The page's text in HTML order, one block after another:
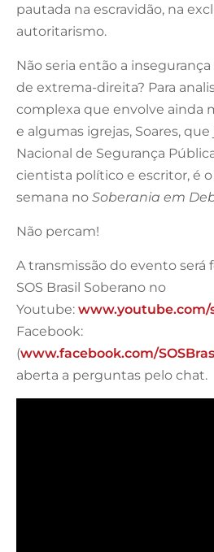
pautada na escravidão, na
autoritarismo.
Não seria então a
de extrema-direita? Para
complexa que envolve ainda
e algumas igrejas, Soares,
Nacional de Segurança
cientista político e escritor, é
semana no Soberania em
Não percam!
A transmissão do evento será
SOS Brasil Soberano no
Youtube: www.youtube.com/
Facebook:
(www.facebook.com/
aberta a perguntas pelo chat.